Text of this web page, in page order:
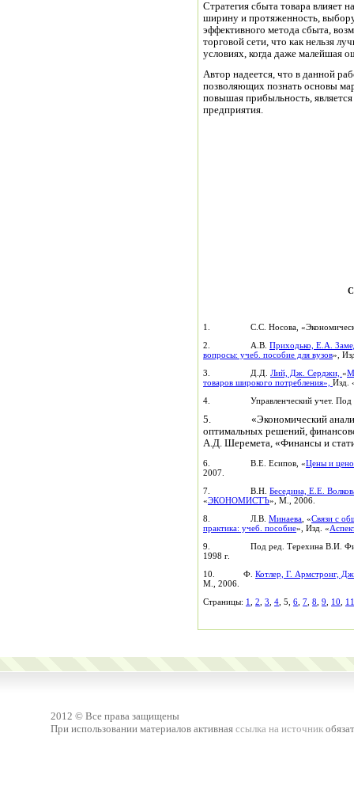
Стратегия сбыта товара влияет
ширину и протяженность,
эффективного метода сбыта,
торговой сети, что как нельзя
условиях, когда даже малейшая
Автор надеется, что в данной
позволяющих познать основы
повышая прибыльность,
предприятия.
1. C.С. Носова, «Экономическая
2. А.В. Приходько, Е.А.
вопросы: учеб. пособие для вузов»,
3. Д.Д. Лий, Дж. Серджи, «
товаров широкого потребления», Изд.
4. Управленческий учет. Под
5. «Экономический анализ:
оптимальных решений,
А.Д. Шеремета, «Финансы и
6. В.Е. Есипов, «Цены и
2007.
7. В.Н. Беседина, Е.Е.
«ЭКОНОМИСТЪ», М., 2006.
8. Л.В. Минаева , «Связи с
практика: учеб. пособие», Изд. «
9. Под ред. Терехина В.И.
1998 г.
10. Ф. Котлер, Г. Армстронг,
М., 2006.
Страницы: 1 2 3 4 , 5, 6 7 8 9 10 11
2012 © Все права защищены
При использовании материалов активная ссылка на источник